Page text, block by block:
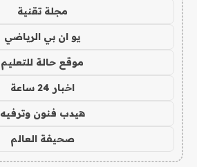
مجلة تقنية
يو ان بي الرياضي
موقع حالة للتعليم
اخبار 24 ساعة
هيدب فنون وترفيه
صحيفة العالم